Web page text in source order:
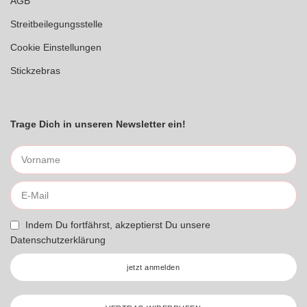
Streitbeilegungsstelle
Cookie Einstellungen
Stickzebras
Trage Dich in unseren Newsletter ein!
Indem Du fortfährst, akzeptierst Du unsere
Datenschutzerklärung
jetzt anmelden